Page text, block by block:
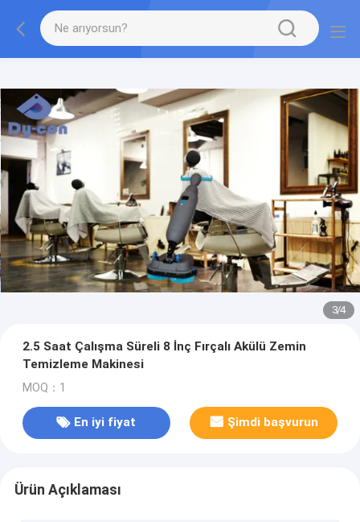
3/4
2.5 Saat Çalışma Süreli 8 İnç Fırçalı Akülü Zemin
Temizleme Makinesi
MOQ：1
En iyi fiyat Şimdi başvurun
Ürün Açıklaması